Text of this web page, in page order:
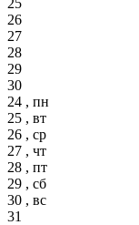
26
27
28
29
30
24 , пн
25 , вт
26 , ср
27 , чт
28 , пт
29 , сб
30 , вс
31